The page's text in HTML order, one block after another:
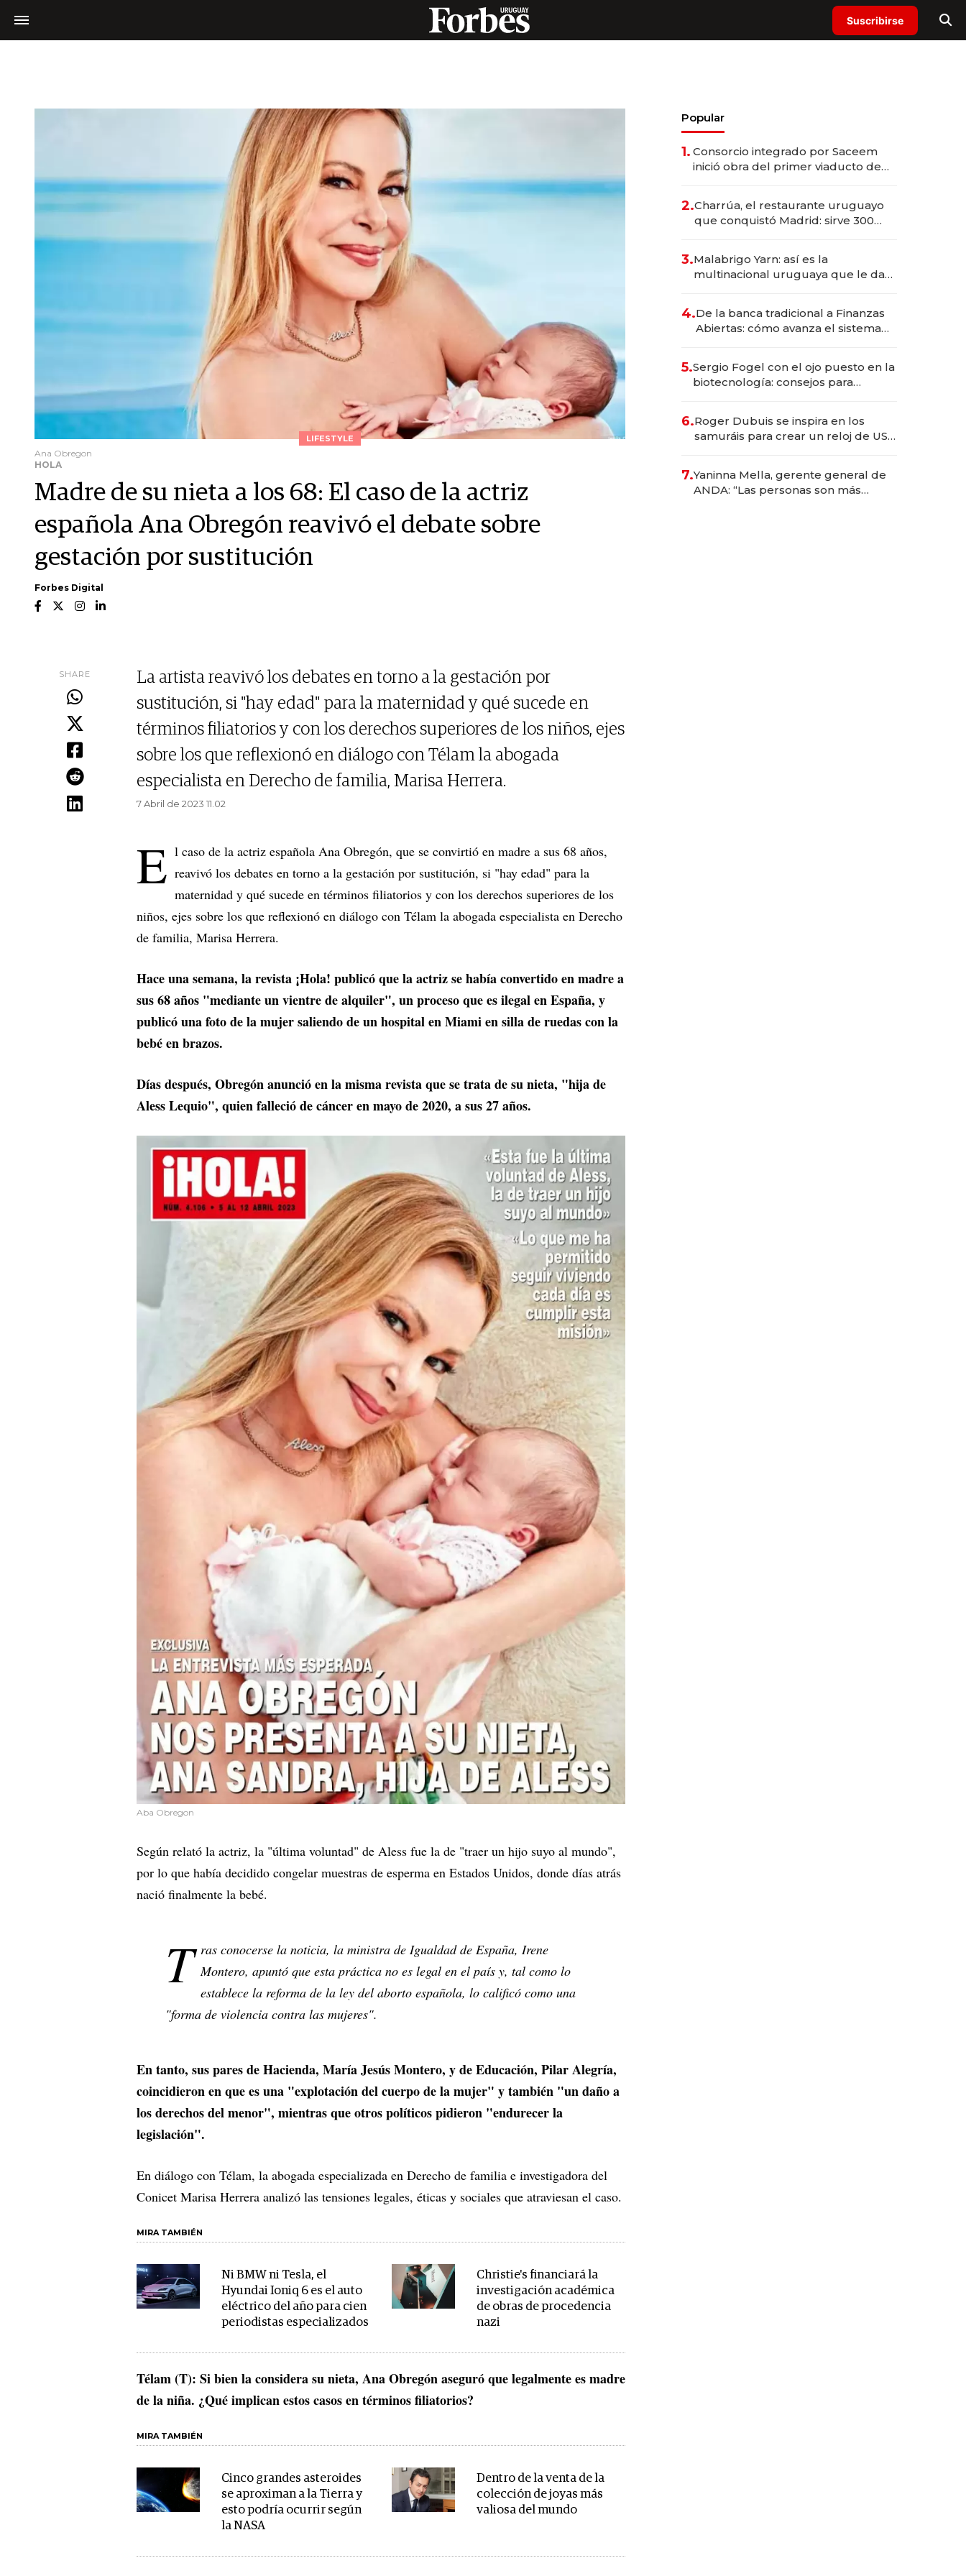
Suscribirse
LIFESTYLE
Ana Obregon
HOLA
Madre de su nieta a los 68: El caso de la actriz
española Ana Obregón reavivó el debate sobre
gestación por sustitución
Forbes Digital
SHARE
La artista reavivó los debates en torno a la gestación por
sustitución, si "hay edad" para la maternidad y qué sucede en
términos filiatorios y con los derechos superiores de los niños, ejes
sobre los que reflexionó en diálogo con Télam la abogada
especialista en Derecho de familia, Marisa Herrera.
7 Abril de 2023 11.02
E l caso de la actriz española Ana Obregón, que se convirtió en madre a sus 68 años,
reavivó los debates en torno a la gestación por sustitución, si "hay edad" para la
maternidad y qué sucede en términos filiatorios y con los derechos superiores de los
niños, ejes sobre los que reflexionó en diálogo con Télam la abogada especialista en Derecho
de familia, Marisa Herrera.
Hace una semana, la revista ¡Hola! publicó que la actriz se había convertido en madre a
sus 68 años "mediante un vientre de alquiler", un proceso que es ilegal en España, y
publicó una foto de la mujer saliendo de un hospital en Miami en silla de ruedas con la
bebé en brazos.
Días después, Obregón anunció en la misma revista que se trata de su nieta, "hija de
Aless Lequio", quien falleció de cáncer en mayo de 2020, a sus 27 años.
Aba Obregon
Según relató la actriz, la "última voluntad" de Aless fue la de "traer un hijo suyo al mundo",
por lo que había decidido congelar muestras de esperma en Estados Unidos, donde días atrás
nació finalmente la bebé.
T ras conocerse la noticia, la ministra de Igualdad de España, Irene
Montero, apuntó que esta práctica no es legal en el país y, tal como lo
establece la reforma de la ley del aborto española, lo calificó como una
"forma de violencia contra las mujeres".
En tanto, sus pares de Hacienda, María Jesús Montero, y de Educación, Pilar Alegría,
coincidieron en que es una "explotación del cuerpo de la mujer" y también "un daño a
los derechos del menor", mientras que otros políticos pidieron "endurecer la
legislación".
En diálogo con Télam, la abogada especializada en Derecho de familia e investigadora del
Conicet Marisa Herrera analizó las tensiones legales, éticas y sociales que atraviesan el caso.
MIRA TAMBIÉN
Ni BMW ni Tesla, el
Hyundai Ioniq 6 es el auto
eléctrico del año para cien
periodistas especializados
Christie's financiará la
investigación académica
de obras de procedencia
nazi
Télam (T): Si bien la considera su nieta, Ana Obregón aseguró que legalmente es madre
de la niña. ¿Qué implican estos casos en términos filiatorios?
MIRA TAMBIÉN
Cinco grandes asteroides
se aproximan a la Tierra y
esto podría ocurrir según
la NASA
Dentro de la venta de la
colección de joyas más
valiosa del mundo
Popular
1. Consorcio integrado por Saceem
inició obra del primer viaducto de
millones
2.Charrúa, el restaurante uruguayo
que conquistó Madrid: sirve 300
prepara apertura
3.Malabrigo Yarn: así es la
multinacional uruguaya que le da
4.De la banca tradicional a Finanzas
Abiertas: cómo avanza el sistema
5.Sergio Fogel con el ojo puesto en la
biotecnología: consejos para
6.Roger Dubuis se inspira en los
samuráis para crear un reloj de US$
7.Yaninna Mella, gerente general de
ANDA: “Las personas son más